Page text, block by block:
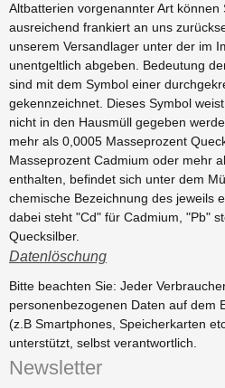
Altbatterien vorgenannter Art können
ausreichend frankiert an uns
unserem Versandlager unter der im
unentgeltlich abgeben. Bedeutung
sind mit dem Symbol einer
gekennzeichnet. Dieses Symbol
nicht in den Hausmüll gegeben
mehr als 0,0005 Masseprozent
Masseprozent Cadmium oder mehr
enthalten, befindet sich unter dem
chemische Bezeichnung des jeweils
dabei steht "Cd" für Cadmium, "Pb"
Quecksilber.
Datenlöschung
Bitte beachten Sie: Jeder
personenbezogenen Daten auf dem
(z.B Smartphones, Speicherkarten
unterstützt, selbst verantwortlich.
Newsletter